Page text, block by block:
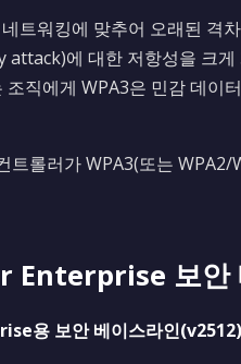
트워킹에 맞추어 오래된 격
에 대한 저항성을 크
직에게 WPA3은 민감 데이
롤러가 WPA3(또는
보안
용 보안 베이스라인(v2512)